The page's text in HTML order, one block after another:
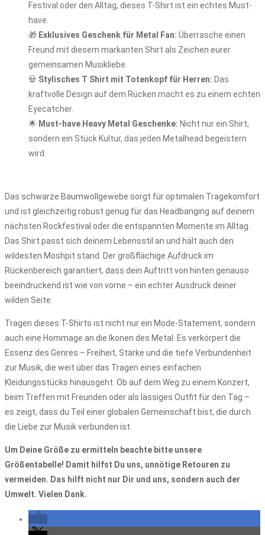
Festival oder den Alltag, dieses T-Shirt ist ein echtes Must-
have.
🎁 Exklusives Geschenk für Metal Fan: Überrasche einen
Freund mit diesem markanten Shirt als Zeichen eurer
gemeinsamen Musikliebe.
💀 Stylisches T Shirt mit Totenkopf für Herren: Das
kraftvolle Design auf dem Rücken macht es zu einem echten
Eyecatcher.
🌟 Must-have Heavy Metal Geschenke: Nicht nur ein Shirt,
sondern ein Stück Kultur, das jeden Metalhead begeistern
wird.
Das schwarze Baumwollgewebe sorgt für optimalen Tragekomfort
und ist gleichzeitig robust genug für das Headbanging auf deinem
nächsten Rockfestival oder die entspannten Momente im Alltag.
Das Shirt passt sich deinem Lebensstil an und hält auch den
wildesten Moshpit stand. Der großflächige Aufdruck im
Rückenbereich garantiert, dass dein Auftritt von hinten genauso
beeindruckend ist wie von vorne – ein echter Ausdruck deiner
wilden Seite.
Tragen dieses T-Shirts ist nicht nur ein Mode-Statement, sondern
auch eine Hommage an die Ikonen des Metal. Es verkörpert die
Essenz des Genres – Freiheit, Stärke und die tiefe Verbundenheit
zur Musik, die weit über das Tragen eines einfachen
Kleidungsstücks hinausgeht. Ob auf dem Weg zu einem Konzert,
beim Treffen mit Freunden oder als lässiges Outfit für den Tag –
es zeigt, dass du Teil einer globalen Gemeinschaft bist, die durch
die Liebe zur Musik verbunden ist.
Um Deine Größe zu ermitteln beachte bitte unsere
Größentabelle! Damit hilfst Du uns, unnötige Retouren zu
vermeiden. Das hilft nicht nur Dir und uns, sondern auch der
Umwelt. Vielen Dank.